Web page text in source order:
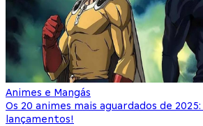
Animes e Mangás
Os 20 animes mais aguardados de
lançamentos!